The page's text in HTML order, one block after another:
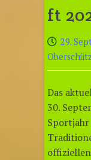
ft
29.
Das
30.
Sportjahr